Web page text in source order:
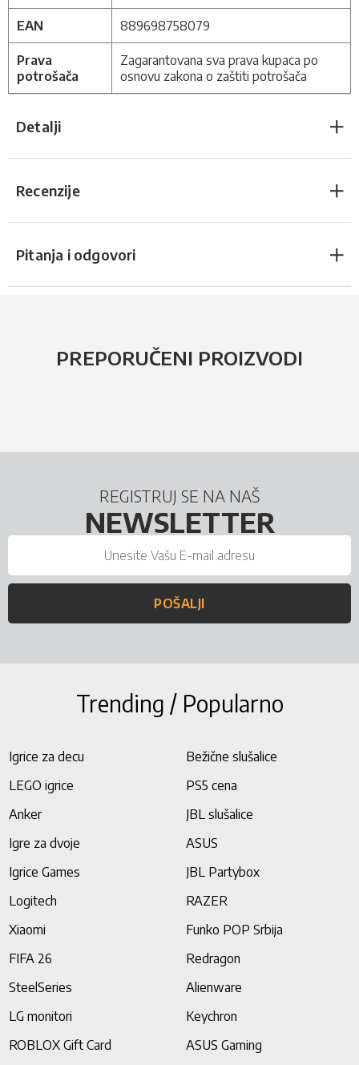
EAN 889698758079
Prava
potrošača
Zagarantovana sva prava kupaca po
osnovu zakona o zaštiti potrošača
Detalji
Recenzije
Pitanja i odgovori
PREPORUČENI PROIZVODI
REGISTRUJ SE NA NAŠ
NEWSLETTER
POŠALJI
Trending / Popularno
Igrice za decu
Bežične slušalice
LEGO igrice
PS5 cena
Anker
JBL slušalice
Igre za dvoje
ASUS
Igrice Games
JBL Partybox
Logitech
RAZER
Xiaomi
Funko POP Srbija
FIFA 26
Redragon
SteelSeries
Alienware
LG monitori
Keychron
ROBLOX Gift Card
ASUS Gaming